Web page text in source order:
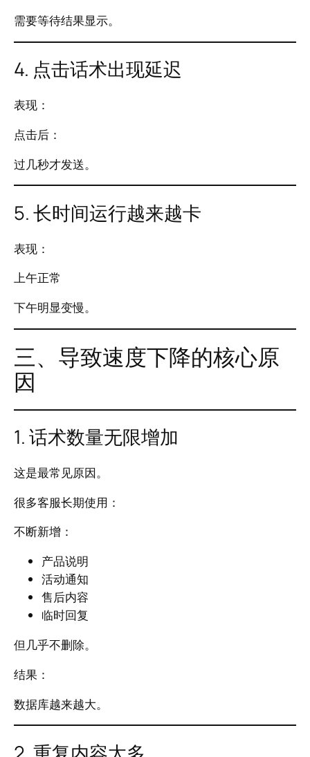
需要等待结果显示。
4. 点击话术出现延迟
表现：
点击后：
过几秒才发送。
5. 长时间运行越来越卡
表现：
上午正常
下午明显变慢。
三、导致速度下降的核心原
因
1. 话术数量无限增加
这是最常见原因。
很多客服长期使用：
不断新增：
产品说明
活动通知
售后内容
临时回复
但几乎不删除。
结果：
数据库越来越大。